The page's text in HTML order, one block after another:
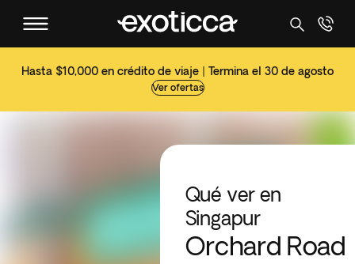
Hasta $10,000 en crédito de viaje | Termina el 30 de agosto
Ver ofertas
Qué ver en
Singapur
Orchard Road